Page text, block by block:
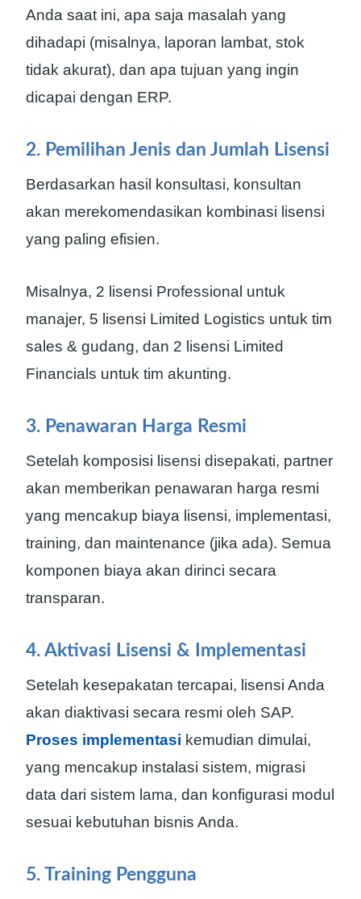
Anda saat ini, apa saja masalah yang
dihadapi (misalnya, laporan lambat, stok
tidak akurat), dan apa tujuan yang ingin
dicapai dengan ERP.
2. Pemilihan Jenis dan Jumlah Lisensi
Berdasarkan hasil konsultasi, konsultan
akan merekomendasikan kombinasi lisensi
yang paling efisien.
Misalnya, 2 lisensi Professional untuk
manajer, 5 lisensi Limited Logistics untuk tim
sales & gudang, dan 2 lisensi Limited
Financials untuk tim akunting.
3. Penawaran Harga Resmi
Setelah komposisi lisensi disepakati, partner
akan memberikan penawaran harga resmi
yang mencakup biaya lisensi, implementasi,
training, dan maintenance (jika ada). Semua
komponen biaya akan dirinci secara
transparan.
4. Aktivasi Lisensi & Implementasi
Setelah kesepakatan tercapai, lisensi Anda
akan diaktivasi secara resmi oleh SAP.
Proses implementasi kemudian dimulai,
yang mencakup instalasi sistem, migrasi
data dari sistem lama, dan konfigurasi modul
sesuai kebutuhan bisnis Anda.
5. Training Pengguna